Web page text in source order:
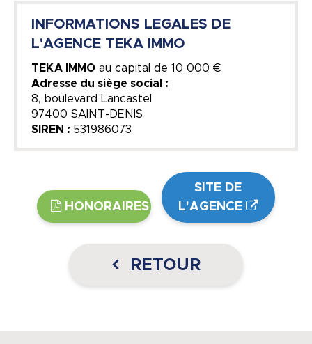
INFORMATIONS LEGALES DE
L'AGENCE TEKA IMMO
TEKA IMMO au capital de 10 000 €
Adresse du siège social :
8, boulevard Lancastel
97400 SAINT-DENIS
SIREN : 531986073
HONORAIRES
SITE DE
L'AGENCE
RETOUR